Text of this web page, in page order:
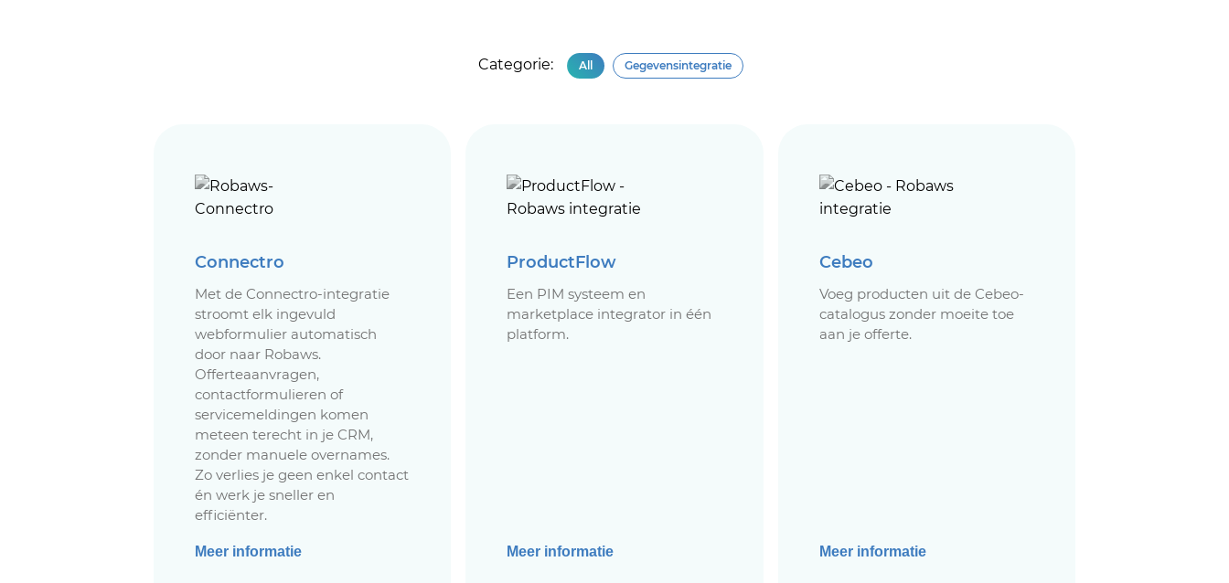
Categorie: All Gegevensintegratie
Connectro
Met de Connectro-integratie
stroomt elk ingevuld
webformulier automatisch
door naar Robaws.
Offerteaanvragen,
contactformulieren of
servicemeldingen komen
meteen terecht in je CRM,
zonder manuele overnames.
Zo verlies je geen enkel contact
én werk je sneller en
efficiënter.
Meer informatie
ProductFlow
Een PIM systeem en
marketplace integrator in één
platform.
Meer informatie
Cebeo
Voeg producten uit de Cebeo-
catalogus zonder moeite toe
aan je offerte.
Meer informatie